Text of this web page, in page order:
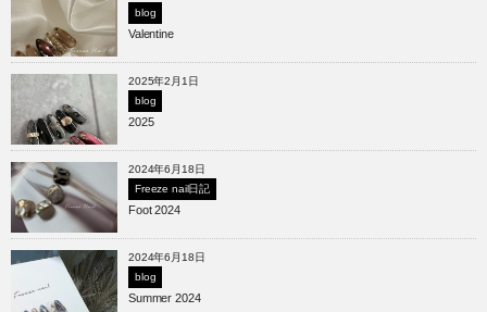
blog
Valentine
2025年2月1日
blog
2025
2024年6月18日
Freeze nail日記
Foot 2024
2024年6月18日
blog
Summer 2024